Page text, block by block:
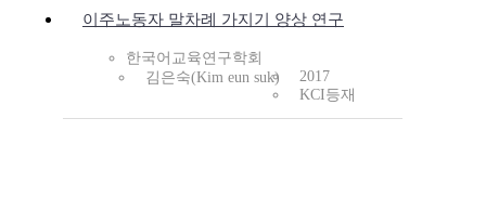
이주노동자 말차례 가지기 양상 연구
한국어교육연구학회
김은숙(Kim eun suk)
2017
KCI등재